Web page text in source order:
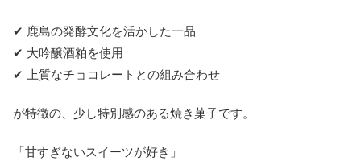
✔ 鹿島の発酵文化を活かした一品
✔ 大吟醸酒粕を使用
✔ 上質なチョコレートとの組み合わせ
が特徴の、少し特別感のある焼き菓子です。
「甘すぎないスイーツが好き」